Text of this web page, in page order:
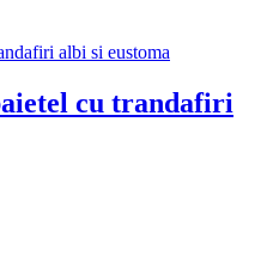
cu trandafiri